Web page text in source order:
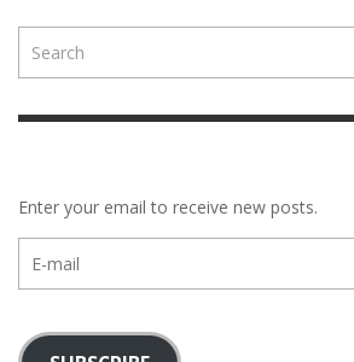
Enter your email to receive new posts.
mail